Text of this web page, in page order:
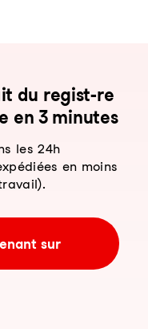
du re­gist-re
en 3 mi­nu­tes
les 24h
en moins
sur